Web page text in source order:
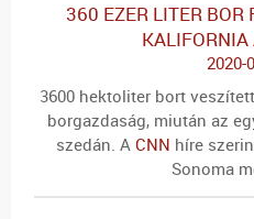
360 EZER LITER BOR
2020-
3600 hektoliter bort
borgazdaság, miután az
szedán. A CNN híre
Sonoma